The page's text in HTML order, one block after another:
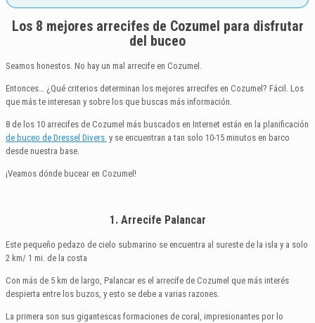
Los 8 mejores arrecifes de Cozumel para disfrutar
del buceo
Seamos honestos. No hay un mal arrecife en Cozumel.
Entonces… ¿Qué criterios determinan los mejores arrecifes en Cozumel? Fácil. Los
que más te interesan y sobre los que buscas más información.
8 de los 10 arrecifes de Cozumel más buscados en Internet están en la planificación
de buceo de Dressel Divers y se encuentran a tan solo 10-15 minutos en barco
desde nuestra base.
¡Veamos dónde bucear en Cozumel!
1. Arrecife Palancar
Este pequeño pedazo de cielo submarino se encuentra al sureste de la isla y a solo
2 km/ 1 mi. de la costa
Con más de 5 km de largo, Palancar es el arrecife de Cozumel que más interés
despierta entre los buzos, y esto se debe a varias razones.
La primera son sus gigantescas formaciones de coral, impresionantes por lo